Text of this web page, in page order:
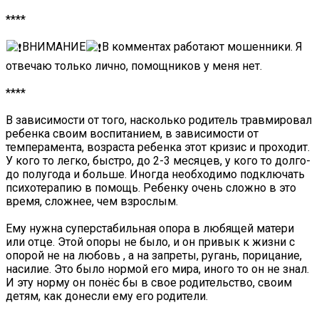
****
ВНИМАНИЕ
В комментах работают мошенники. Я
отвечаю только лично, помощников у меня нет.
****
В зависимости от того, насколько родитель травмировал
ребенка своим воспитанием, в зависимости от
темперамента, возраста ребенка этот кризис и проходит.
У кого то легко, быстро, до 2-3 месяцев, у кого то долго-
до полугода и больше. Иногда необходимо подключать
психотерапию в помощь. Ребенку очень сложно в это
время, сложнее, чем взрослым.
Ему нужна суперстабильная опора в любящей матери
или отце. Этой опоры не было, и он привык к жизни с
опорой не на любовь , а на запреты, ругань, порицание,
насилие. Это было нормой его мира, иного то он не знал.
И эту норму он понёс бы в свое родительство, своим
детям, как донесли ему его родители.